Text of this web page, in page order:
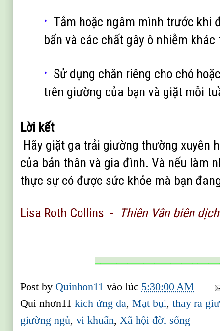
· Tắm hoặc ngâm mình trước khi
bẩn và các chất gây ô nhiễm
· Sử dụng chăn riêng cho chó
trên giường của bạn và giặt mỗi
Lời kết
Hãy giặt ga trải giường thường xuyên
của bản thân và gia đình. Và nếu làm
thực sự có được sức khỏe mà bạn
Lisa Roth Collins - Thiên Vân biên dịch
Post by Quinhon11vào lúc 5:30:00 AM
Qui nhơn11kích ứng da,Mạt bụi,thay ra
giường ngủ,vi khuẩn,Xã hội đời sống